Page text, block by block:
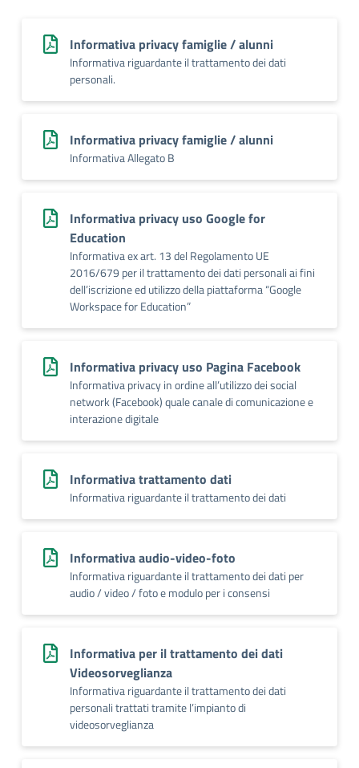
Informativa privacy famiglie / alunni
Informativa riguardante il trattamento dei dati
personali.
Informativa privacy famiglie / alunni
Informativa Allegato B
Informativa privacy uso Google for
Education
Informativa ex art. 13 del Regolamento UE
2016/679 per il trattamento dei dati personali ai fini
dell’iscrizione ed utilizzo della piattaforma “Google
Workspace for Education”
Informativa privacy uso Pagina Facebook
Informativa privacy in ordine all’utilizzo dei social
network (Facebook) quale canale di comunicazione e
interazione digitale
Informativa trattamento dati
Informativa riguardante il trattamento dei dati
Informativa audio-video-foto
Informativa riguardante il trattamento dei dati per
audio / video / foto e modulo per i consensi
Informativa per il trattamento dei dati
Videosorveglianza
Informativa riguardante il trattamento dei dati
personali trattati tramite l’impianto di
videosorveglianza